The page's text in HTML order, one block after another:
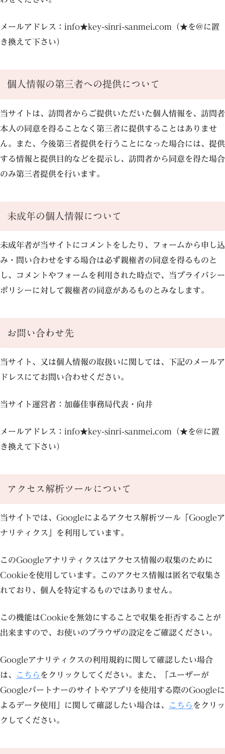
メールアドレス：info★key-sinri-sanmei.com（★を@に置
き換えて下さい）
個人情報の第三者への提供について
当サイトは、訪問者からご提供いただいた個人情報を、訪問者
本人の同意を得ることなく第三者に提供することはありませ
ん。また、今後第三者提供を行うことになった場合には、提供
する情報と提供目的などを提示し、訪問者から同意を得た場合
のみ第三者提供を行います。
未成年の個人情報について
未成年者が当サイトにコメントをしたり、フォームから申し込
み・問い合わせをする場合は必ず親権者の同意を得るものと
し、コメントやフォームを利用された時点で、当プライバシー
ポリシーに対して親権者の同意があるものとみなします。
お問い合わせ先
当サイト、又は個人情報の取扱いに関しては、下記のメールア
ドレスにてお問い合わせください。
当サイト運営者：加藤佳事務局代表・向井
メールアドレス：info★key-sinri-sanmei.com（★を@に置
き換えて下さい）
アクセス解析ツールについて
当サイトでは、Googleによるアクセス解析ツール「Googleア
ナリティクス」を利用しています。
このGoogleアナリティクスはアクセス情報の収集のために
Cookieを使用しています。このアクセス情報は匿名で収集さ
れており、個人を特定するものではありません。
この機能はCookieを無効にすることで収集を拒否することが
出来ますので、お使いのブラウザの設定をご確認ください。
Googleアナリティクスの利用規約に関して確認したい場合
は、
こちら をクリックしてください。また、「ユーザーが
Googleパートナーのサイトやアプリを使用する際のGoogleに
よるデータ使用」に関して確認したい場合は、
こちら をクリッ
クしてください。